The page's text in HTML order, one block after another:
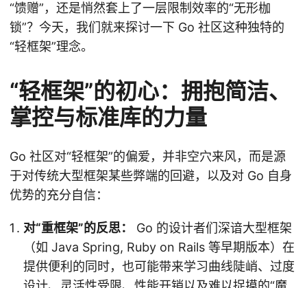
“馈赠”，还是悄然套上了一层限制效率的“无形枷
锁”？今天，我们就来探讨一下 Go 社区这种独特的
“轻框架”理念。
“轻框架”的初心：拥抱简洁、
掌控与标准库的力量
Go 社区对“轻框架”的偏爱，并非空穴来风，而是源
于对传统大型框架某些弊端的回避，以及对 Go 自身
优势的充分自信：
对“重框架”的反思：
Go 的设计者们深谙大型框架
（如 Java Spring, Ruby on Rails 等早期版本）在
提供便利的同时，也可能带来学习曲线陡峭、过度